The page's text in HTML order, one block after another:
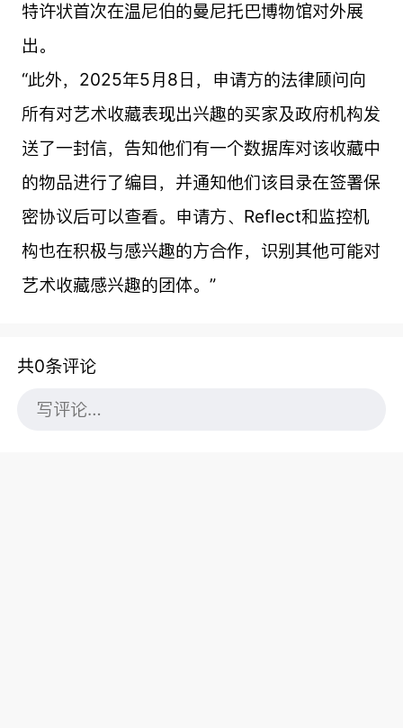
特许状首次在温尼伯的曼尼托巴博物馆对外展
出。
“此外，2025年5月8日，申请方的法律顾问向
所有对艺术收藏表现出兴趣的买家及政府机构发
送了一封信，告知他们有一个数据库对该收藏中
的物品进行了编目，并通知他们该目录在签署保
密协议后可以查看。申请方、Reflect和监控机
构也在积极与感兴趣的方合作，识别其他可能对
艺术收藏感兴趣的团体。”
共0条评论